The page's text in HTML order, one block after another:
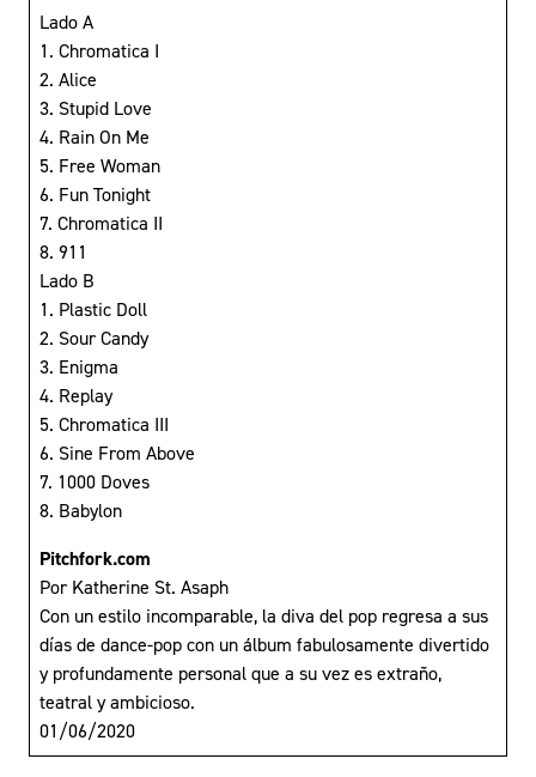
Lado A
1. Chromatica I
2. Alice
3. Stupid Love
4. Rain On Me
5. Free Woman
6. Fun Tonight
7. Chromatica II
8. 911
Lado B
1. Plastic Doll
2. Sour Candy
3. Enigma
4. Replay
5. Chromatica III
6. Sine From Above
7. 1000 Doves
8. Babylon
Pitchfork.com
Por Katherine St. Asaph
Con un estilo incomparable, la diva del pop regresa a sus
días de dance-pop con un álbum fabulosamente divertido
y profundamente personal que a su vez es extraño,
teatral y ambicioso.
01/06/2020